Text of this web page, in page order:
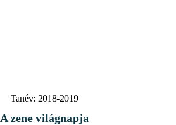
Tanév: 2018-2019
A zene világnapja